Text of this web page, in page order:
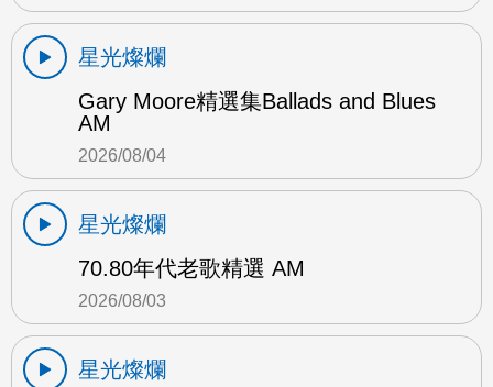
星光燦爛
Gary Moore精選集Ballads and Blues
AM
2026/08/04
星光燦爛
70.80年代老歌精選 AM
2026/08/03
星光燦爛